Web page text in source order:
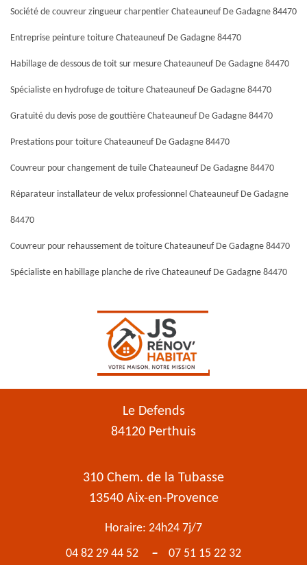
Société de couvreur zingueur charpentier Chateauneuf De Gadagne 84470
Entreprise peinture toiture Chateauneuf De Gadagne 84470
Habillage de dessous de toit sur mesure Chateauneuf De Gadagne 84470
Spécialiste en hydrofuge de toiture Chateauneuf De Gadagne 84470
Gratuité du devis pose de gouttière Chateauneuf De Gadagne 84470
Prestations pour toiture Chateauneuf De Gadagne 84470
Couvreur pour changement de tuile Chateauneuf De Gadagne 84470
Réparateur installateur de velux professionnel Chateauneuf De Gadagne
84470
Couvreur pour rehaussement de toiture Chateauneuf De Gadagne 84470
Spécialiste en habillage planche de rive Chateauneuf De Gadagne 84470
Le Defends
84120 Perthuis
310 Chem. de la Tubasse
13540 Aix-en-Provence
Horaire: 24h24 7j/7
04 82 29 44 52
- 07 51 15 22 32